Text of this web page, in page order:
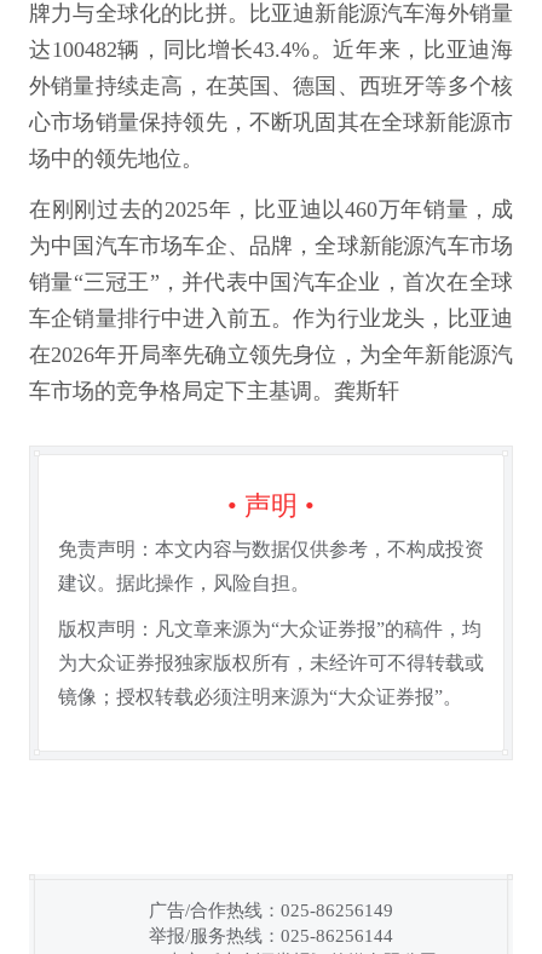
牌力与全球化的比拼。比亚迪新能源汽车海外销量
达100482辆，同比增长43.4%。近年来，比亚迪海
外销量持续走高，在英国、德国、西班牙等多个核
心市场销量保持领先，不断巩固其在全球新能源市
场中的领先地位。
在刚刚过去的2025年，比亚迪以460万年销量，成
为中国汽车市场车企、品牌，全球新能源汽车市场
销量“三冠王”，并代表中国汽车企业，首次在全球
车企销量排行中进入前五。作为行业龙头，比亚迪
在2026年开局率先确立领先身位，为全年新能源汽
车市场的竞争格局定下主基调。龚斯轩
• 声明 •
免责声明：本文内容与数据仅供参考，不构成投资
建议。据此操作，风险自担。
版权声明：凡文章来源为“大众证券报”的稿件，均
为大众证券报独家版权所有，未经许可不得转载或
镜像；授权转载必须注明来源为“大众证券报”。
广告/合作热线：025-86256149
举报/服务热线：025-86256144
链接复制成功！